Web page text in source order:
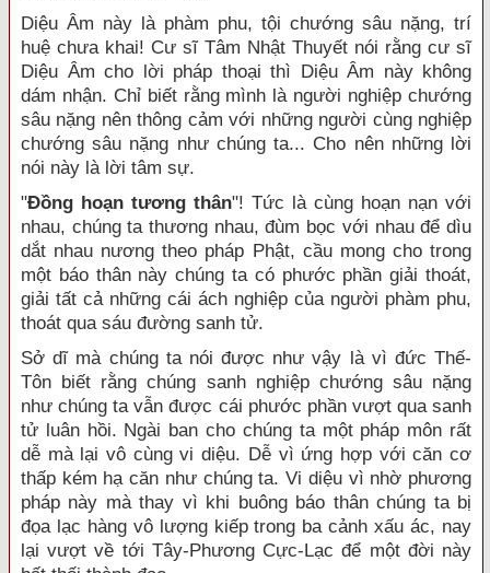
Diệu Âm này là phàm phu, tội chướng sâu nặng, trí
huệ chưa khai! Cư sĩ Tâm Nhật Thuyết nói rằng cư sĩ
Diệu Âm cho lời pháp thoại thì Diệu Âm này không
dám nhận. Chỉ biết rằng mình là người nghiệp chướng
sâu nặng nên thông cảm với những người cùng nghiệp
chướng sâu nặng như chúng ta... Cho nên những lời
nói này là lời tâm sự.
"Đồng hoạn tương thân"! Tức là cùng hoạn nạn với
nhau, chúng ta thương nhau, đùm bọc với nhau để dìu
dắt nhau nương theo pháp Phật, cầu mong cho trong
một báo thân này chúng ta có phước phần giải thoát,
giải tất cả những cái ách nghiệp của người phàm phu,
thoát qua sáu đường sanh tử.
Sở dĩ mà chúng ta nói được như vậy là vì đức Thế-
Tôn biết rằng chúng sanh nghiệp chướng sâu nặng
như chúng ta vẫn được cái phước phần vượt qua sanh
tử luân hồi. Ngài ban cho chúng ta một pháp môn rất
dễ mà lại vô cùng vi diệu. Dễ vì ứng hợp với căn cơ
thấp kém hạ căn như chúng ta. Vi diệu vì nhờ phương
pháp này mà thay vì khi buông báo thân chúng ta bị
đọa lạc hàng vô lượng kiếp trong ba cảnh xấu ác, nay
lại vượt về tới Tây-Phương Cực-Lạc để một đời này